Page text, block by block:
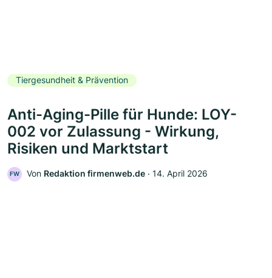
Tiergesundheit & Prävention
Anti-Aging-Pille für Hunde: LOY-
002 vor Zulassung - Wirkung,
Risiken und Marktstart
FW Von Redaktion firmenweb.de ‧ 14. April 2026